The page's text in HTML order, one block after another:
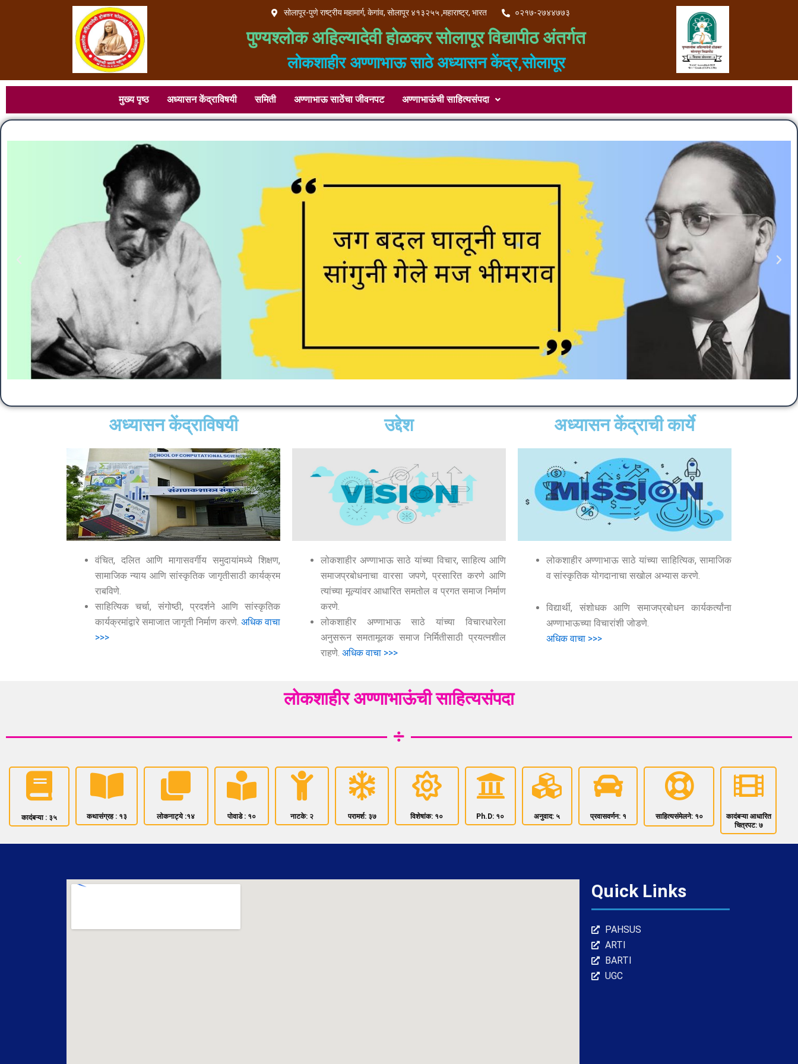
सोलापूर-पुणे राष्ट्रीय महामार्ग, केगांव, सोलापूर ४१३२५५ ,महाराष्ट्र, भारत ०२१७-२७४४७७३
पुण्यश्लोक अहिल्यादेवी होळकर सोलापूर विद्यापीठ अंतर्गत
लोकशाहीर अण्णाभाऊ साठे अध्यासन केंद्र,सोलापूर
मुख्य पृष्ठ अध्यासन केंद्राविषयी समिती अण्णाभाऊ साठेंचा जीवनपट अण्णाभाऊंची साहित्यसंपदा
अध्यासन केंद्राविषयी
वंचित, दलित आणि मागासवर्गीय समुदायांमध्ये शिक्षण,
सामाजिक न्याय आणि सांस्कृतिक जागृतीसाठी कार्यक्रम
राबविणे.
साहित्यिक चर्चा, संगोष्ठी, प्रदर्शने आणि सांस्कृतिक
कार्यक्रमांद्वारे समाजात जागृती निर्माण करणे. अधिक वाचा
>>>
उद्देश
लोकशाहीर अण्णाभाऊ साठे यांच्या विचार, साहित्य आणि
समाजप्रबोधनाचा वारसा जपणे, प्रसारित करणे आणि
त्यांच्या मूल्यांवर आधारित समतोल व प्रगत समाज निर्माण
करणे.
लोकशाहीर अण्णाभाऊ साठे यांच्या विचारधारेला
अनुसरून समतामूलक समाज निर्मितीसाठी प्रयत्नशील
राहणे. अधिक वाचा >>>
अध्यासन केंद्राची कार्ये
लोकशाहीर अण्णाभाऊ साठे यांच्या साहित्यिक, सामाजिक
व सांस्कृतिक योगदानाचा सखोल अभ्यास करणे.
विद्यार्थी, संशोधक आणि समाजप्रबोधन कार्यकर्त्यांना
अण्णाभाऊच्या विचारांशी जोडणे.
अधिक वाचा >>>
लोकशाहीर अण्णाभाऊंची साहित्यसंपदा
कादंबऱ्या : ३५ कथासंग्रह : १३ लोकनाट्ये :१४ पोवाडे : १० नाटके: २ परामर्श: ३७ विशेषांक: १० Ph.D: १० अनुवाद: ५ प्रवासवर्णन: १ साहित्यसंमेलने: १०
कादंबऱ्या आधारित
चित्रपट: ७
Quick Links
PAHSUS
ARTI
BARTI
UGC